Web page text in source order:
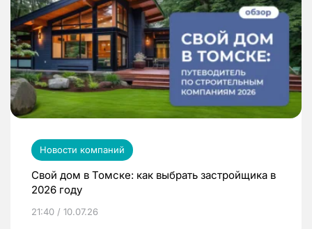
Новости компаний
Свой дом в Томске: как выбрать застройщика в
2026 году
21:40 / 10.07.26